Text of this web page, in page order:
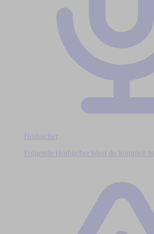
Hörbücher
Folgende Hörbücher hörst du komplett